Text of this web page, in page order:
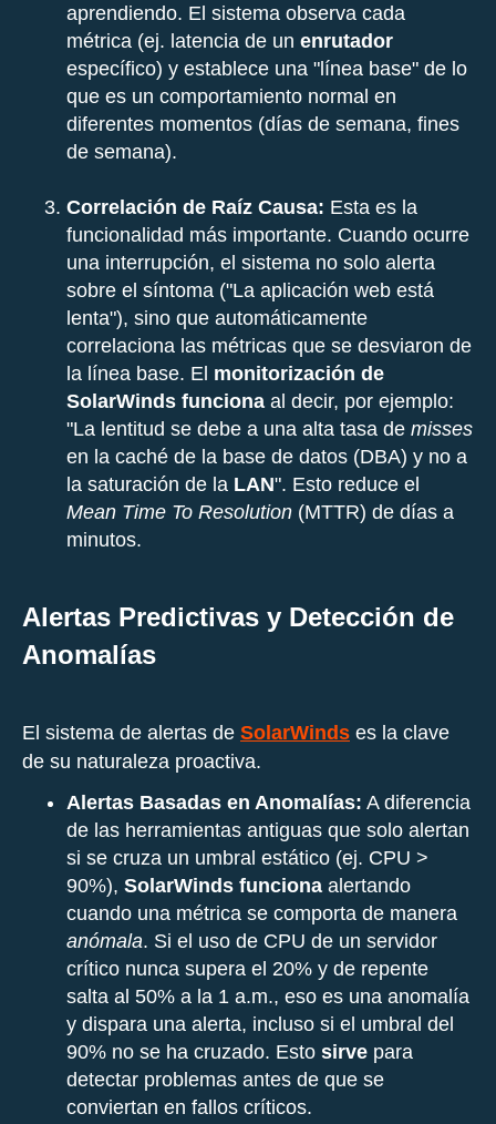
aprendiendo. El sistema observa cada
métrica (ej. latencia de un enrutador
específico) y establece una "línea base" de lo
que es un comportamiento normal en
diferentes momentos (días de semana, fines
de semana).
Correlación de Raíz Causa: Esta es la
funcionalidad más importante. Cuando ocurre
una interrupción, el sistema no solo alerta
sobre el síntoma ("La aplicación web está
lenta"), sino que automáticamente
correlaciona las métricas que se desviaron de
la línea base. El monitorización de
SolarWinds funciona al decir, por ejemplo:
"La lentitud se debe a una alta tasa de misses
en la caché de la base de datos (DBA) y no a
la saturación de la LAN". Esto reduce el
Mean Time To Resolution (MTTR) de días a
minutos.
Alertas Predictivas y Detección de
Anomalías
El sistema de alertas de SolarWinds es la clave
de su naturaleza proactiva.
Alertas Basadas en Anomalías: A diferencia
de las herramientas antiguas que solo alertan
si se cruza un umbral estático (ej. CPU >
90%), SolarWinds funciona alertando
cuando una métrica se comporta de manera
anómala. Si el uso de CPU de un servidor
crítico nunca supera el 20% y de repente
salta al 50% a la 1 a.m., eso es una anomalía
y dispara una alerta, incluso si el umbral del
90% no se ha cruzado. Esto sirve para
detectar problemas antes de que se
conviertan en fallos críticos.